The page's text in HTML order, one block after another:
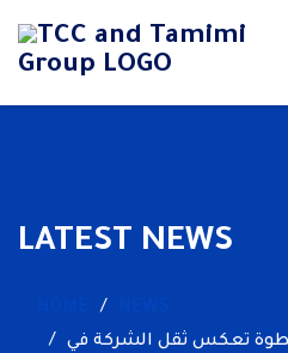
LATEST NEWS
تعكس ثقل الشركة في